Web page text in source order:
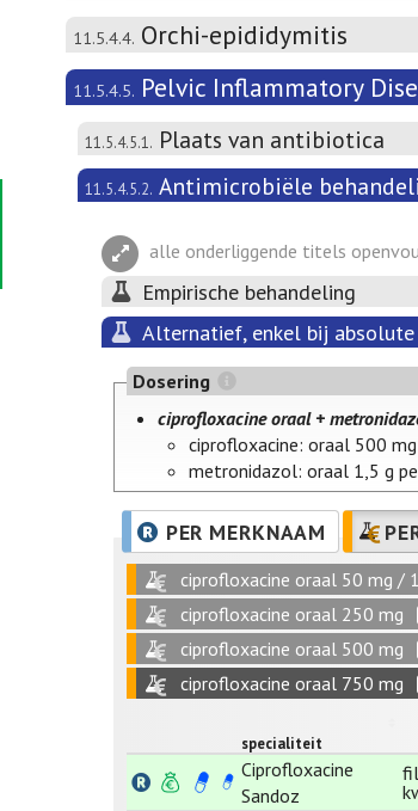
11.5.4.4. Orchi-epididymitis
11.5.4.5. Pelvic Inflammatory
11.5.4.5.1. Plaats van antibiotica
11.5.4.5.2. Antimicrobiële
alle onderliggende titels
Empirische behandeling
Alternatief, enkel bij
Dosering
ciprofloxacine oraal +
ciprofloxacine: oraal 500
metronidazol: oraal 1,5 g
PER MERKNAAM
ciprofloxacine oraal 50 mg /
ciprofloxacine oraal 250 mg
ciprofloxacine oraal 500 mg
ciprofloxacine oraal 750 mg
specialiteit
Ciprofloxacine
Sandoz